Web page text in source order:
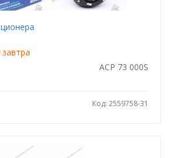
завтра
ACP 73 000S
Код: 2559758-31